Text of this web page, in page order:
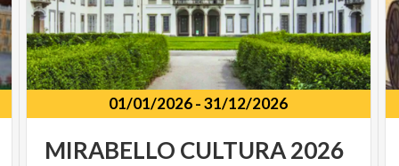
Ore 22:00 - 22:30 - 23:00 - 23:30
Spettacoli Di Video Mapping
Piazza Cambiaghi
Ore 20.20
01/01/2026-31/12/2026
MIRABELLO CULTURA2026